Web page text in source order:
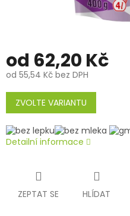
od 62,20 Kč
od 55,54 Kč bez DPH
Měrná
cena:
ZVOLTE VARIANTU
Detailní informace
ZEPTAT SE HLÍDAT